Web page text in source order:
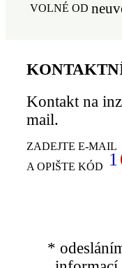
VOLNÉ OD
Kontakt na
mail.
ZADEJTE E-MAIL
A OPIŠTE KÓD
1
*